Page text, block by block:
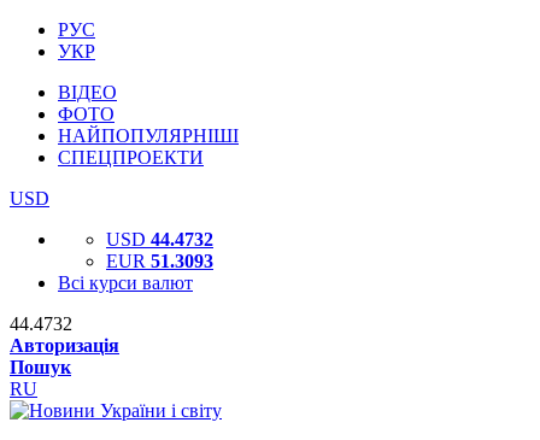
РУС
УКР
ВІДЕО
ФОТО
НАЙПОПУЛЯРНІШІ
СПЕЦПРОЕКТИ
USD
USD 44.4732
EUR 51.3093
Всі курси валют
44.4732
Авторизація
Пошук
RU